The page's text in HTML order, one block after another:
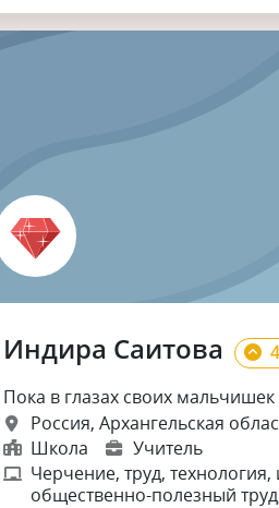
Индира Саитова
Пока в глазах своих
Россия, Архангельская
Школа
Учитель
Черчение, труд, технология,
общественно-полезный труд